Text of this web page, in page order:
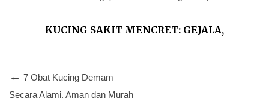
KUCING SAKIT MENCRET: GEJALA,
7 Obat Kucing Demam
Secara Alami, Aman dan Murah